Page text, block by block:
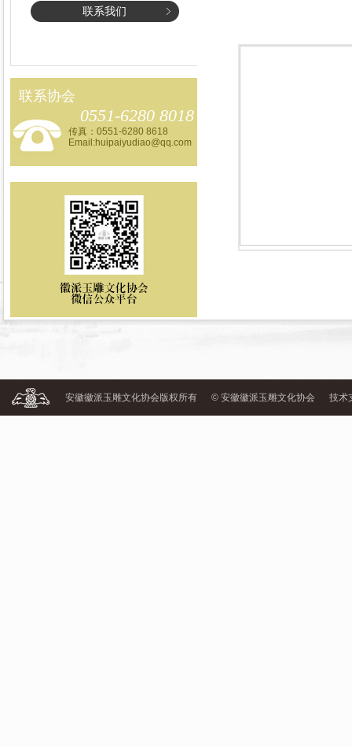
联系我们
联系协会
0551-6280 8018
传真：0551-6280 8618
Email:huipaiyudiao@qq.com
安徽徽派玉雕文化协会版权所有 © 安徽徽派玉雕文化协会 技术